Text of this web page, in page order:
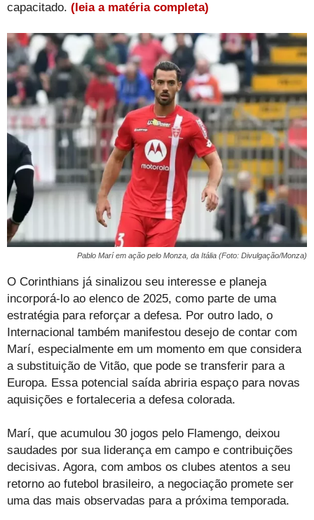
capacitado. (leia a matéria completa)
Pablo Marí em ação pelo Monza, da Itália (Foto: Divulgação/Monza)
O Corinthians já sinalizou seu interesse e planeja
incorporá-lo ao elenco de 2025, como parte de uma
estratégia para reforçar a defesa. Por outro lado, o
Internacional também manifestou desejo de contar com
Marí, especialmente em um momento em que considera
a substituição de Vitão, que pode se transferir para a
Europa. Essa potencial saída abriria espaço para novas
aquisições e fortaleceria a defesa colorada.
Marí, que acumulou 30 jogos pelo Flamengo, deixou
saudades por sua liderança em campo e contribuições
decisivas. Agora, com ambos os clubes atentos a seu
retorno ao futebol brasileiro, a negociação promete ser
uma das mais observadas para a próxima temporada.